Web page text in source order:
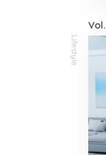
Lifestyle
Vol.